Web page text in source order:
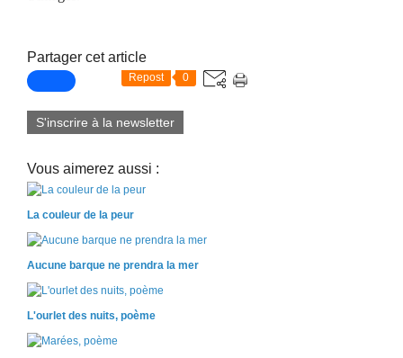
Partager cet article
Repost 0
S'inscrire à la newsletter
Vous aimerez aussi :
La couleur de la peur
Aucune barque ne prendra la mer
L'ourlet des nuits, poème